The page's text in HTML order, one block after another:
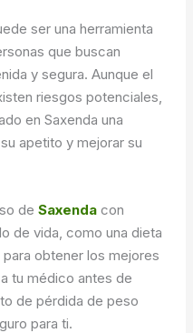
ser una herramienta
que buscan
y segura. Aunque el
riesgos potenciales,
en Saxenda una
apetito y mejorar su
deSaxenda con
de vida, como una dieta
obtener los mejores
tu médico antes de
de pérdida de peso
para ti.